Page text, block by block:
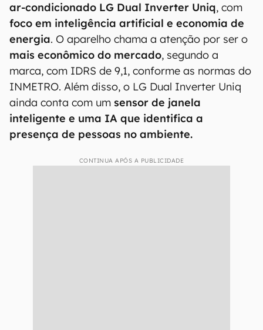
ar-condicionado LG Dual Inverter Uniq, com
foco em inteligência artificial e economia de
energia. O aparelho chama a atenção por ser o
mais econômico do mercado, segundo a
marca, com IDRS de 9,1, conforme as normas do
INMETRO. Além disso, o LG Dual Inverter Uniq
ainda conta com um sensor de janela
inteligente e uma IA que identifica a
presença de pessoas no ambiente.
CONTINUA APÓS A PUBLICIDADE